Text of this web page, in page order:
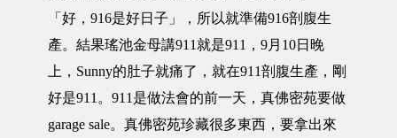
「好，916是好日子」，所以就準備916剖腹生
產。結果瑤池金母講911就是911，9月10日晚
上，Sunny的肚子就痛了，就在911剖腹生產，剛
好是911。911是做法會的前一天，真佛密苑要做
garage sale。真佛密苑珍藏很多東西，要拿出來